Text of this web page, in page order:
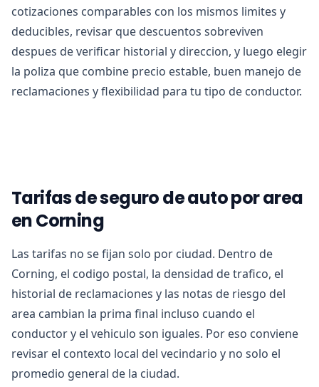
cotizaciones comparables con los mismos limites y
deducibles, revisar que descuentos sobreviven
despues de verificar historial y direccion, y luego elegir
la poliza que combine precio estable, buen manejo de
reclamaciones y flexibilidad para tu tipo de conductor.
Tarifas de seguro de auto por area
en Corning
Las tarifas no se fijan solo por ciudad. Dentro de
Corning, el codigo postal, la densidad de trafico, el
historial de reclamaciones y las notas de riesgo del
area cambian la prima final incluso cuando el
conductor y el vehiculo son iguales. Por eso conviene
revisar el contexto local del vecindario y no solo el
promedio general de la ciudad.